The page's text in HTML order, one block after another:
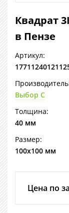
Квадрат
в Пензе
Артикул:
Выбор С
Толщина:
40 мм
Размер:
100х100 мм
Цена по